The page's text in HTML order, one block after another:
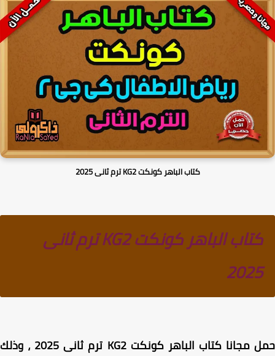
كتاب الباهر كونكت KG2 ترم ثانى 2025
كتاب الباهر كونكت KG2 ترم ثانى
2025
حمل مجانا كتاب الباهر كونكت KG2 ترم ثانى 2025 ، وذلك